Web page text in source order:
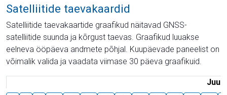
Satelliitide taevakaardid
Satelliitide taevakaartide graafikud näitavad GNSS-
satelliitide suunda ja kõrgust taevas. Graafikud luuakse
eelneva ööpäeva andmete põhjal. Kuupäevade paneelist on
võimalik valida ja vaadata viimase 30 päeva graafikuid.
Juuli